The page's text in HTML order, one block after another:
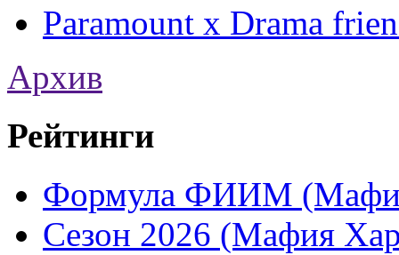
Paramount x Drama
Архив
Рейтинги
Формула ФИИМ
Сезон 2026 (Мафия